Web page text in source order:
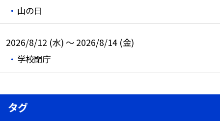
山の日
2026/8/12 (水) ～ 2026/8/14 (金)
学校閉庁
タグ